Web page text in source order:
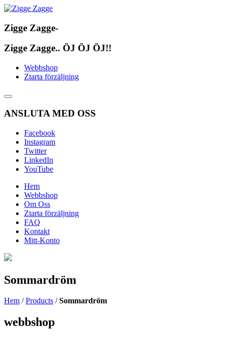
Zigge Zagge-
Zigge Zagge.. ÖJ ÖJ ÖJ!!
Webbshop
Ztarta förzäljning
ANSLUTA MED OSS
Facebook
Instagram
Twitter
LinkedIn
YouTube
Hem
Webbshop
Om Oss
Ztarta förzäljning
FAQ
Kontakt
Mitt-Konto
Sommardröm
Hem /Products /Sommardröm
webbshop